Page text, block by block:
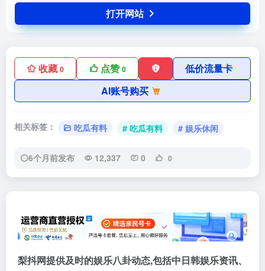
打开网站
收藏 0 点赞0
低价流量卡
AI账号购买
相关标签： 吃瓜有料 # 吃瓜有料 # 娱乐休闲
6个月前发布 12,337 0 0
梨抖网提供及时的娱乐八卦动态,包括中日韩娱乐资讯、